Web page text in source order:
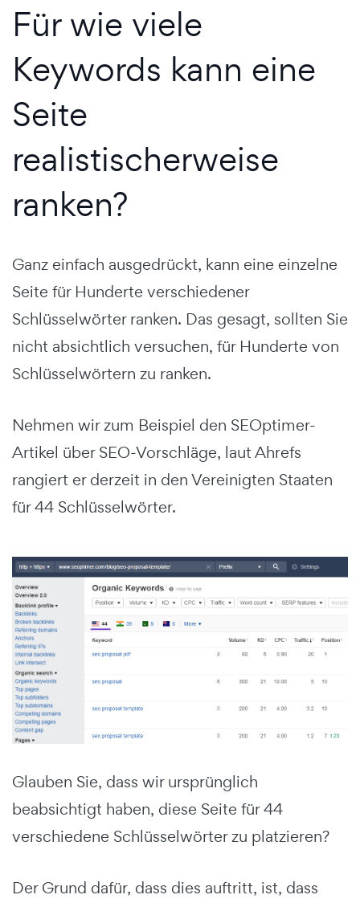
Für wie viele
Keywords kann eine
Seite
realistischerweise
ranken?
Ganz einfach ausgedrückt, kann eine einzelne
Seite für Hunderte verschiedener
Schlüsselwörter ranken. Das gesagt, sollten Sie
nicht absichtlich versuchen, für Hunderte von
Schlüsselwörtern zu ranken.
Nehmen wir zum Beispiel den SEOptimer-
Artikel über SEO-Vorschläge, laut Ahrefs
rangiert er derzeit in den Vereinigten Staaten
für 44 Schlüsselwörter.
Glauben Sie, dass wir ursprünglich
beabsichtigt haben, diese Seite für 44
verschiedene Schlüsselwörter zu platzieren?
Der Grund dafür, dass dies auftritt, ist, dass